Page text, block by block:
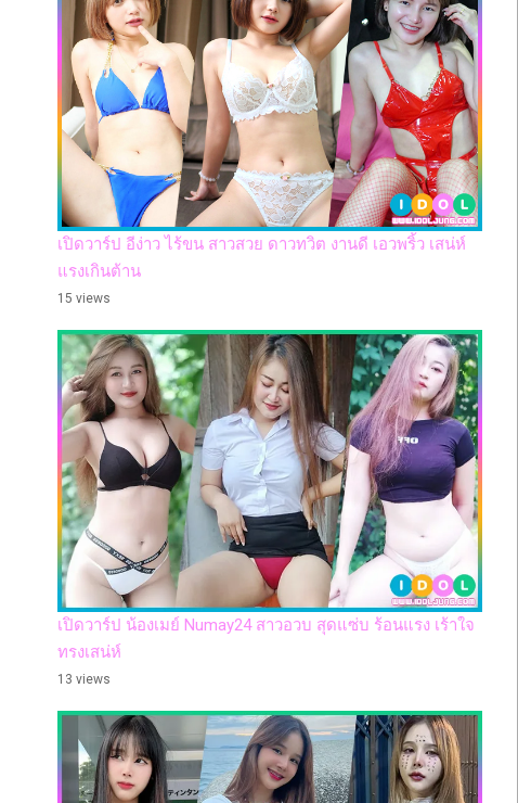
เปิดวาร์ป อีง่าว ไร้ขน สาวสวย ดาวทวิต งานดี เอวพริ้ว เสน่ห์
แรงเกินต้าน
15 views
เปิดวาร์ป น้องเมย์ Numay24 สาวอวบ สุดแซ่บ ร้อนแรง เร้าใจ
ทรงเสน่ห์
13 views